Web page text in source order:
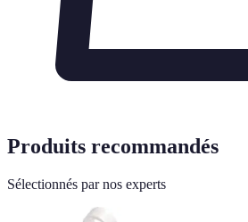
Produits recommandés
Sélectionnés par nos experts